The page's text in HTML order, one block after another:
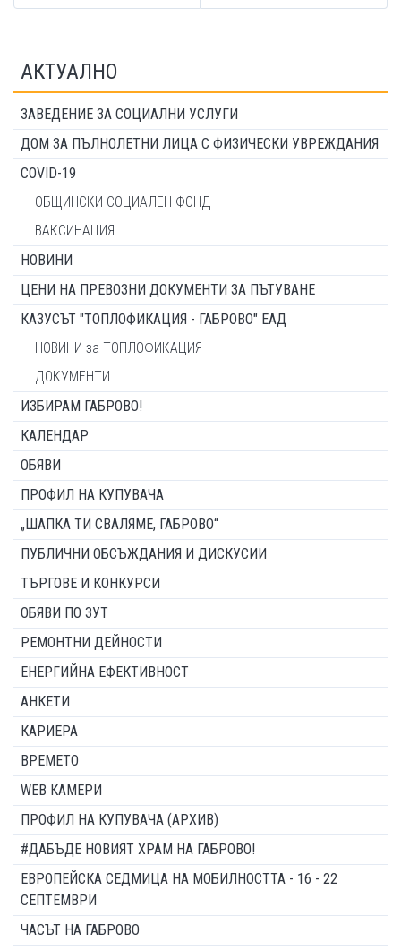
АКТУАЛНО
ЗАВЕДЕНИЕ ЗА СОЦИАЛНИ УСЛУГИ
ДОМ ЗА ПЪЛНОЛЕТНИ ЛИЦА С ФИЗИЧЕСКИ УВРЕЖДАНИЯ
COVID-19
ОБЩИНСКИ СОЦИАЛЕН ФОНД
ВАКСИНАЦИЯ
НОВИНИ
ЦЕНИ НА ПРЕВОЗНИ ДОКУМЕНТИ ЗА ПЪТУВАНЕ
КАЗУСЪТ "ТОПЛОФИКАЦИЯ - ГАБРОВО" ЕАД
НОВИНИ за ТОПЛОФИКАЦИЯ
ДОКУМЕНТИ
ИЗБИРАМ ГАБРОВО!
КАЛЕНДАР
ОБЯВИ
ПРОФИЛ НА КУПУВАЧА
„ШАПКА ТИ СВАЛЯМЕ, ГАБРОВО“
ПУБЛИЧНИ ОБСЪЖДАНИЯ И ДИСКУСИИ
ТЪРГОВЕ И КОНКУРСИ
ОБЯВИ ПО ЗУТ
РЕМОНТНИ ДЕЙНОСТИ
ЕНЕРГИЙНА ЕФЕКТИВНОСТ
АНКЕТИ
КАРИЕРА
ВРЕМЕТО
WEB КАМЕРИ
ПРОФИЛ НА КУПУВАЧА (АРХИВ)
#ДАБЪДЕ НОВИЯТ ХРАМ НА ГАБРОВО!
ЕВРОПЕЙСКА СЕДМИЦА НА МОБИЛНОСТТА - 16 - 22
СЕПТЕМВРИ
ЧАСЪТ НА ГАБРОВО